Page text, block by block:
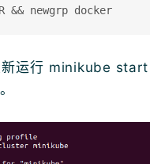
运行 minikube start